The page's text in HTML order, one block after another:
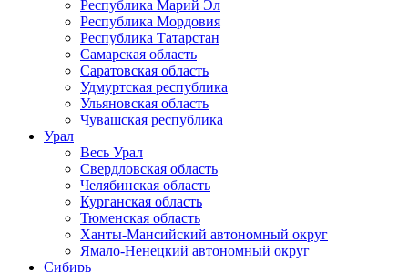
Республика Марий Эл
Республика Мордовия
Республика Татарстан
Самарская область
Саратовская область
Удмуртская республика
Ульяновская область
Чувашская республика
Урал
Весь Урал
Свердловская область
Челябинская область
Курганская область
Тюменская область
Ханты-Мансийский автономный округ
Ямало-Ненецкий автономный округ
Сибирь